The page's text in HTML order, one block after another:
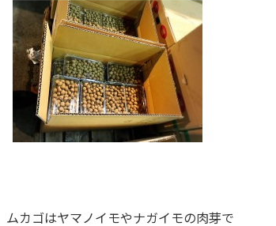
ムカゴはヤマノイモやナガイモの肉芽で